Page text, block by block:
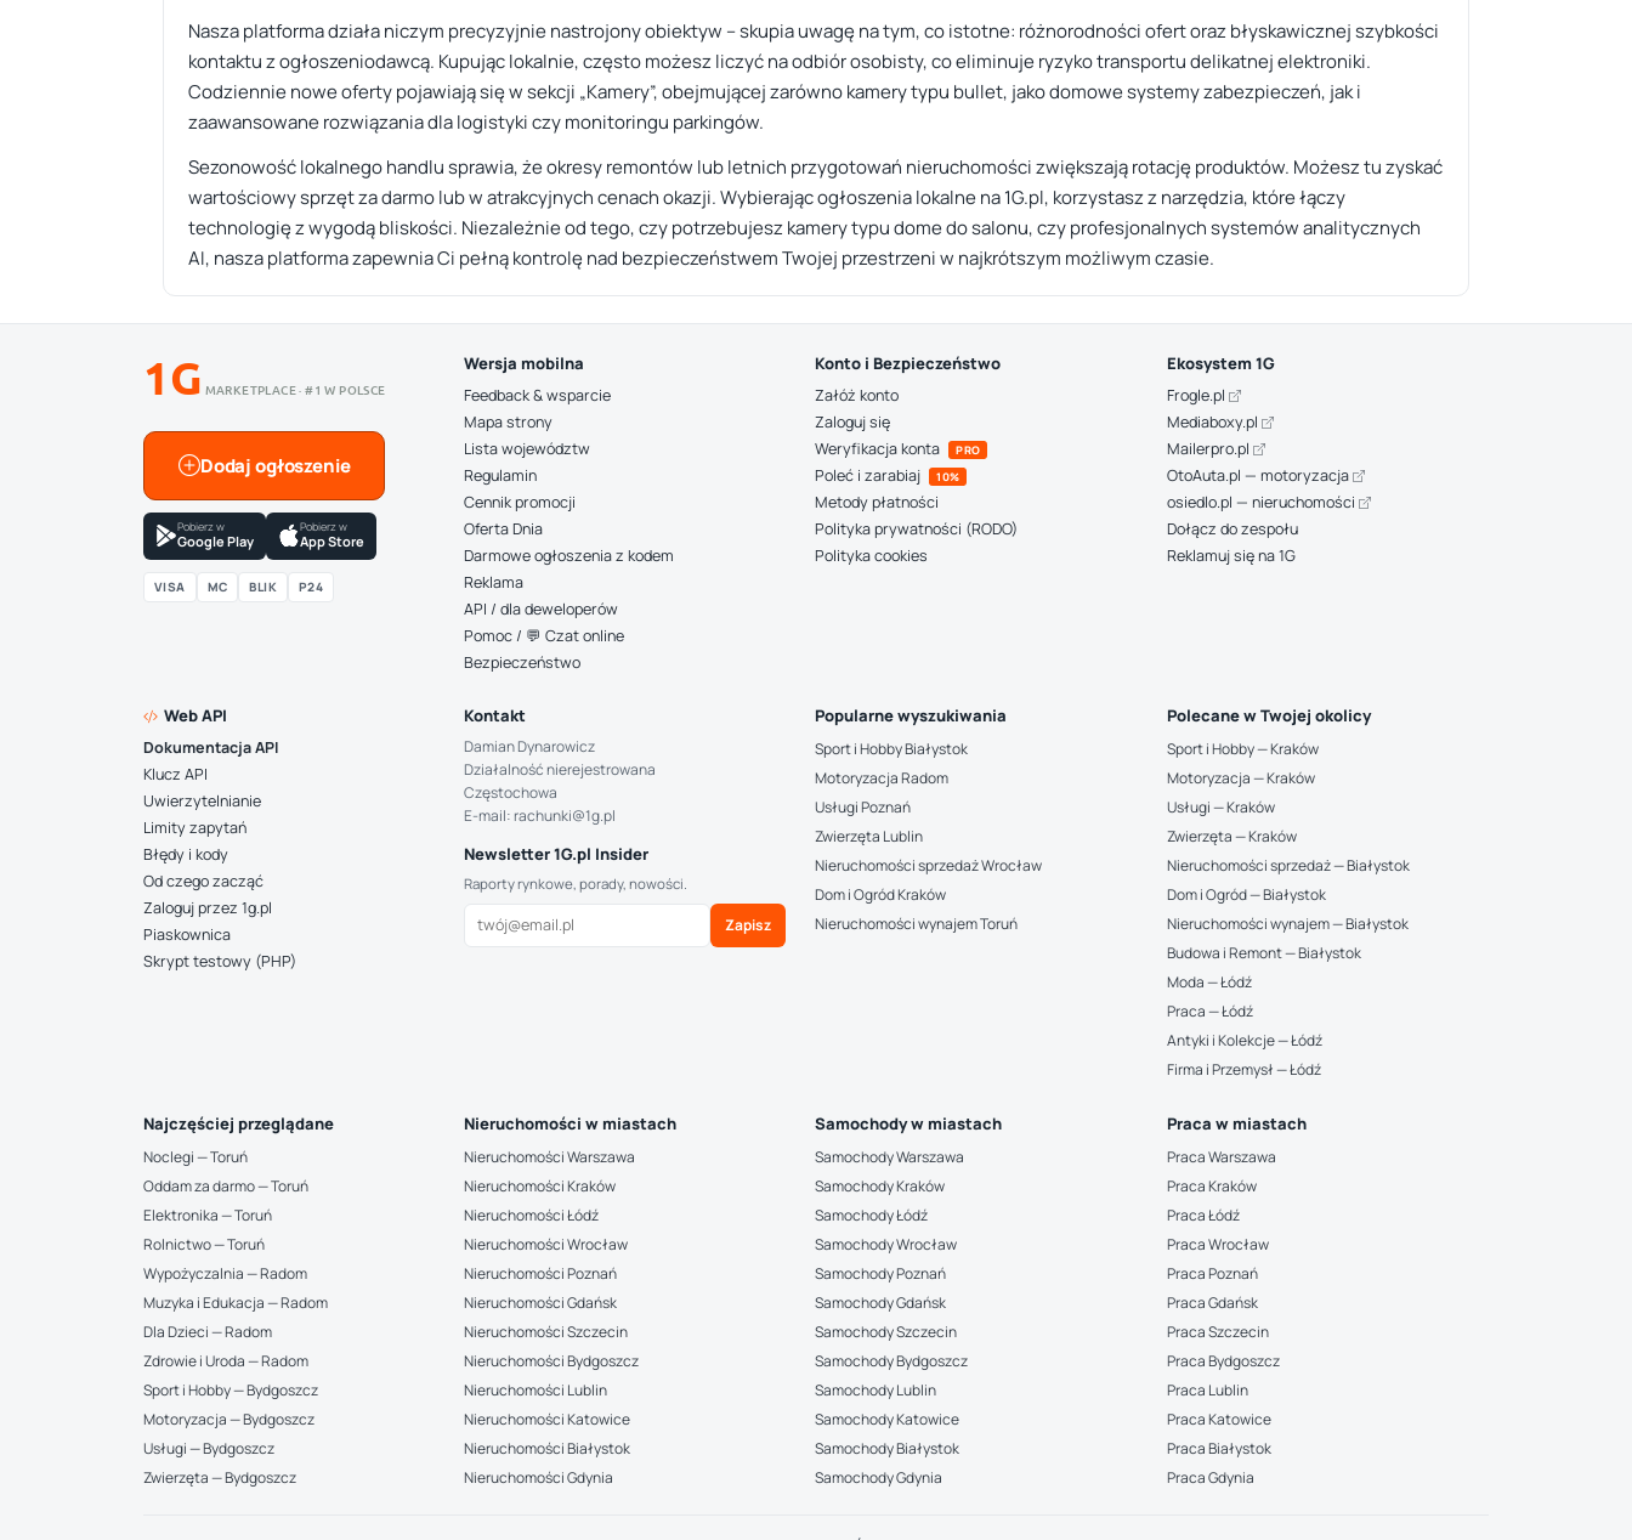
Nasza platforma działa niczym precyzyjnie nastrojony obiektyw – skupia uwagę na tym, co istotne: różnorodności ofert oraz błyskawicznej szybkości
kontaktu z ogłoszeniodawcą. Kupując lokalnie, często możesz liczyć na odbiór osobisty, co eliminuje ryzyko transportu delikatnej elektroniki.
Codziennie nowe oferty pojawiają się w sekcji „Kamery”, obejmującej zarówno kamery typu bullet, jako domowe systemy zabezpieczeń, jak i
zaawansowane rozwiązania dla logistyki czy monitoringu parkingów.
Sezonowość lokalnego handlu sprawia, że okresy remontów lub letnich przygotowań nieruchomości zwiększają rotację produktów. Możesz tu zyskać
wartościowy sprzęt za darmo lub w atrakcyjnych cenach okazji. Wybierając ogłoszenia lokalne na 1G.pl, korzystasz z narzędzia, które łączy
technologię z wygodą bliskości. Niezależnie od tego, czy potrzebujesz kamery typu dome do salonu, czy profesjonalnych systemów analitycznych
AI, nasza platforma zapewnia Ci pełną kontrolę nad bezpieczeństwem Twojej przestrzeni w najkrótszym możliwym czasie.
1G MARKETPLACE · #1 W POLSCE
Dodaj ogłoszenie
Pobierz w
Google Play
Pobierz w
App Store
VISA MC BLIK P24
Wersja mobilna
Feedback & wsparcie
Mapa strony
Lista województw
Regulamin
Cennik promocji
Oferta Dnia
Darmowe ogłoszenia z kodem
Reklama
API / dla deweloperów
Pomoc / 💬 Czat online
Bezpieczeństwo
Konto i Bezpieczeństwo
Załóż konto
Zaloguj się
Weryfikacja konta
PRO
Poleć i zarabiaj 10%
Metody płatności
Polityka prywatności (RODO)
Polityka cookies
Ekosystem 1G
Frogle.pl
Mediaboxy.pl
Mailerpro.pl
OtoAuta.pl — motoryzacja
osiedlo.pl — nieruchomości
Dołącz do zespołu
Reklamuj się na 1G
Web API
Dokumentacja API
Klucz API
Uwierzytelnianie
Limity zapytań
Błędy i kody
Od czego zacząć
Zaloguj przez 1g.pl
Piaskownica
Skrypt testowy (PHP)
Kontakt
Damian Dynarowicz
Działalność nierejestrowana
Częstochowa
E-mail: rachunki@1g.pl
Newsletter 1G.pl Insider
Raporty rynkowe, porady, nowości.
Zapisz
Popularne wyszukiwania
Sport i Hobby Białystok
Motoryzacja Radom
Usługi Poznań
Zwierzęta Lublin
Nieruchomości sprzedaż Wrocław
Dom i Ogród Kraków
Nieruchomości wynajem Toruń
Polecane w Twojej okolicy
Sport i Hobby — Kraków
Motoryzacja — Kraków
Usługi — Kraków
Zwierzęta — Kraków
Nieruchomości sprzedaż — Białystok
Dom i Ogród — Białystok
Nieruchomości wynajem — Białystok
Budowa i Remont — Białystok
Moda — Łódź
Praca — Łódź
Antyki i Kolekcje — Łódź
Firma i Przemysł — Łódź
Najczęściej przeglądane
Noclegi — Toruń
Oddam za darmo — Toruń
Elektronika — Toruń
Rolnictwo — Toruń
Wypożyczalnia — Radom
Muzyka i Edukacja — Radom
Dla Dzieci — Radom
Zdrowie i Uroda — Radom
Sport i Hobby — Bydgoszcz
Motoryzacja — Bydgoszcz
Usługi — Bydgoszcz
Zwierzęta — Bydgoszcz
Nieruchomości w miastach
Nieruchomości Warszawa
Nieruchomości Kraków
Nieruchomości Łódź
Nieruchomości Wrocław
Nieruchomości Poznań
Nieruchomości Gdańsk
Nieruchomości Szczecin
Nieruchomości Bydgoszcz
Nieruchomości Lublin
Nieruchomości Katowice
Nieruchomości Białystok
Nieruchomości Gdynia
Samochody w miastach
Samochody Warszawa
Samochody Kraków
Samochody Łódź
Samochody Wrocław
Samochody Poznań
Samochody Gdańsk
Samochody Szczecin
Samochody Bydgoszcz
Samochody Lublin
Samochody Katowice
Samochody Białystok
Samochody Gdynia
Praca w miastach
Praca Warszawa
Praca Kraków
Praca Łódź
Praca Wrocław
Praca Poznań
Praca Gdańsk
Praca Szczecin
Praca Bydgoszcz
Praca Lublin
Praca Katowice
Praca Białystok
Praca Gdynia